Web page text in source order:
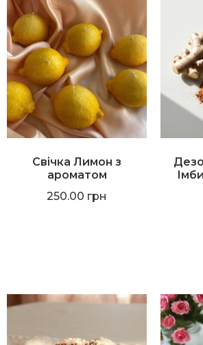
Свічка Лимон з
ароматом
250.00 грн